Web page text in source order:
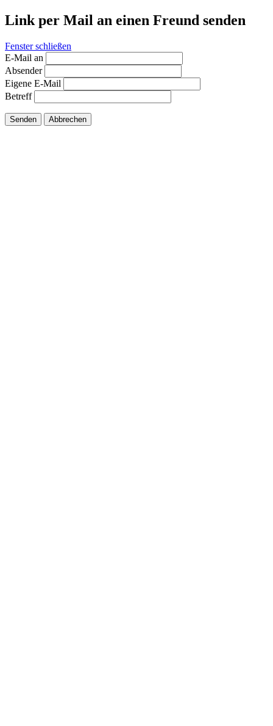
Link per Mail an einen Freund senden
Fenster schließen
E-Mail an
Absender
Eigene E-Mail
Betreff
Senden Abbrechen